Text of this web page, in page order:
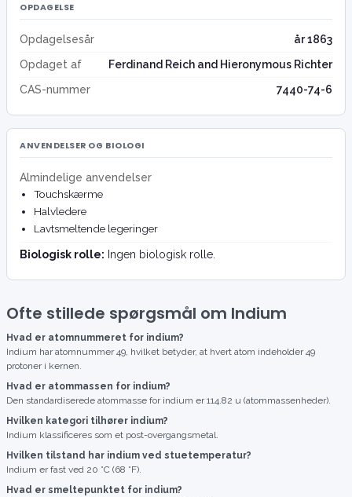
OPDAGELSE
Opdagelsesår
år 1863
Opdaget af
Ferdinand Reich and Hieronymous Richter
CAS-nummer
7440-74-6
ANVENDELSER OG BIOLOGI
Almindelige anvendelser
Touchskærme
Halvledere
Lavtsmeltende legeringer
Biologisk rolle: Ingen biologisk rolle.
Ofte stillede spørgsmål om Indium
Hvad er atomnummeret for indium?
Indium har atomnummer 49, hvilket betyder, at hvert atom indeholder 49
protoner i kernen.
Hvad er atommassen for indium?
Den standardiserede atommasse for indium er 114.82 u (atommassenheder).
Hvilken kategori tilhører indium?
Indium klassificeres som et post-overgangsmetal.
Hvilken tilstand har indium ved stuetemperatur?
Indium er fast ved 20 °C (68 °F).
Hvad er smeltepunktet for indium?